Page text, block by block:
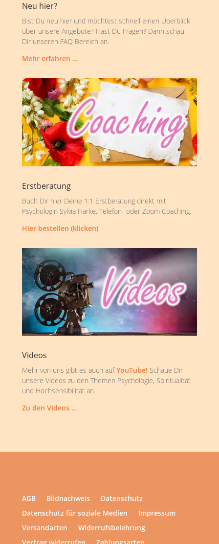
Neu hier?
Bist Du neu hier und möchtest schnell einen Überblick
über unsere Angebote? Hast Du Fragen? Dann schau
Dir unseren FAQ Bereich an.
Mehr erfahren …
Erstberatung
Buch Dir hier Deine 1:1 Erstberatung direkt mit
Psychologin Sylvia Harke. Telefon- oder Zoom Coaching.
Hier bestellen (klicken)
Videos
Mehr von uns gibt es auch aufYouTube! Schaue Dir
unsere Videos zu den Themen Psychologie, Spiritualität
und Hochsensibilität an.
Zu den Videos …
AGB Bildnachweis
Datenschutz
Datenschutz für soziale Medien
Impressum
Versandarten
Widerrufsbelehrung